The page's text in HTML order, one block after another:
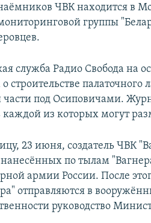
ЧВК находится в
группы
служба Радио Свобода на
строительстве
части под Осиповичами.
каждой из которых могут
23 июня, создатель ЧВК
по тылам
армии России. После
отправляются в
руководство